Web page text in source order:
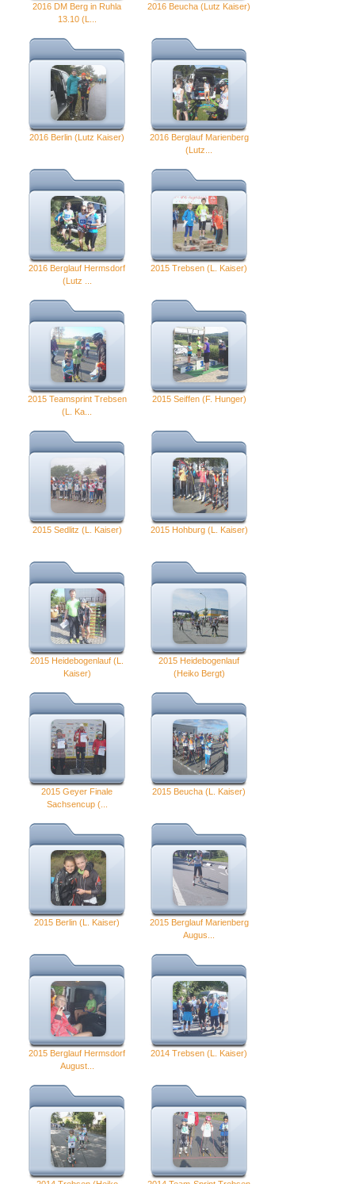
2016 DM Berg in Ruhla
13.10 (L...
2016 Beucha (Lutz Kaiser)
2016 Berlin (Lutz Kaiser)
2016 Berglauf Marienberg
(Lutz...
2016 Berglauf Hermsdorf
(Lutz ...
2015 Trebsen (L. Kaiser)
2015 Teamsprint Trebsen
(L. Ka...
2015 Seiffen (F. Hunger)
2015 Sedlitz (L. Kaiser) 2015 Hohburg (L. Kaiser)
2015 Heidebogenlauf (L.
Kaiser)
2015 Heidebogenlauf
(Heiko Bergt)
2015 Geyer Finale
Sachsencup (...
2015 Beucha (L. Kaiser)
2015 Berlin (L. Kaiser)
2015 Berglauf Marienberg
Augus...
2015 Berglauf Hermsdorf
August...
2014 Trebsen (L. Kaiser)